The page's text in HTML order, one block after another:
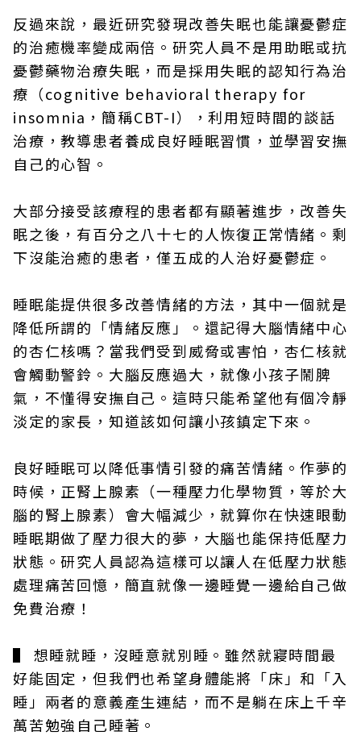
反過來說，最近研究發現改善失眠也能讓憂鬱症
的治癒機率變成兩倍。研究人員不是用助眠或抗
憂鬱藥物治療失眠，而是採用失眠的認知行為治
療（cognitive behavioral therapy for
insomnia，簡稱CBT-I），利用短時間的談話
治療，教導患者養成良好睡眠習慣，並學習安撫
自己的心智。
大部分接受該療程的患者都有顯著進步，改善失
眠之後，有百分之八十七的人恢復正常情緒。剩
下沒能治癒的患者，僅五成的人治好憂鬱症。
睡眠能提供很多改善情緒的方法，其中一個就是
降低所謂的「情緒反應」。還記得大腦情緒中心
的杏仁核嗎？當我們受到威脅或害怕，杏仁核就
會觸動警鈴。大腦反應過大，就像小孩子鬧脾
氣，不懂得安撫自己。這時只能希望他有個冷靜
淡定的家長，知道該如何讓小孩鎮定下來。
良好睡眠可以降低事情引發的痛苦情緒。作夢的
時候，正腎上腺素（一種壓力化學物質，等於大
腦的腎上腺素）會大幅減少，就算你在快速眼動
睡眠期做了壓力很大的夢，大腦也能保持低壓力
狀態。研究人員認為這樣可以讓人在低壓力狀態
處理痛苦回憶，簡直就像一邊睡覺一邊給自己做
免費治療！
▌ 想睡就睡，沒睡意就別睡。雖然就寢時間最
好能固定，但我們也希望身體能將「床」和「入
睡」兩者的意義產生連結，而不是躺在床上千辛
萬苦勉強自己睡著。